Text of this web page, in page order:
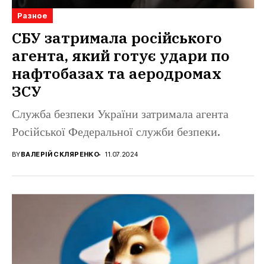
Разное
СБУ затримала російського
агента, який готує удари по
нафтобазах та аеродромах
ЗСУ
Служба безпеки України затримала агента
Російської Федеральної служби безпеки.
BYВАЛЕРІЙ СКЛЯРЕНКО 11.07.2024